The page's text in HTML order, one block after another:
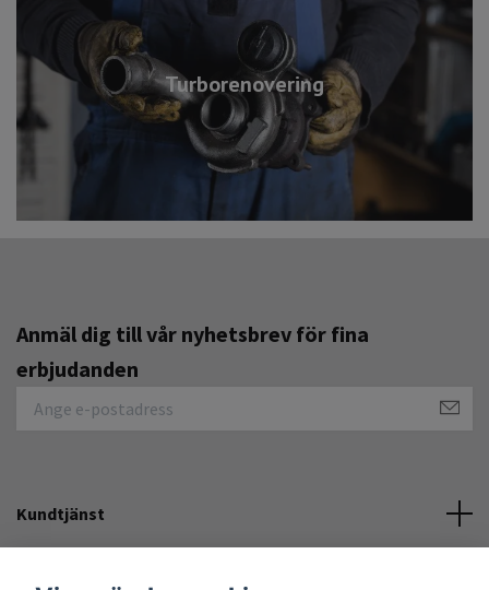
Turborenovering
Anmäl dig till vår nyhetsbrev för fina
erbjudanden
Kundtjänst